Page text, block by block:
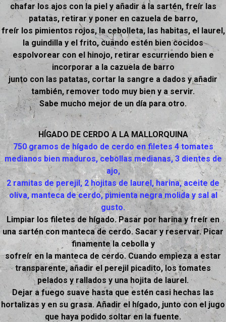
chafar los ajos con la piel y añadir a la sartén, freír las
patatas, retirar y poner en cazuela de barro,
freír los pimientos rojos, la cebolleta, las habitas, el laurel,
la guindilla y el frito, cuando estén bien cocidos
espolvorear con el hinojo, retirar escurriendo bien e
incorporar a la cazuela de barro
junto con las patatas, cortar la sangre a dados y añadir
también, remover todo muy bien y a servir.
Sabe mucho mejor de un día para otro.
HÍGADO DE CERDO A LA MALLORQUINA
750 gramos de hígado de cerdo en filetes 4 tomates
medianos bien maduros, cebollas medianas, 3 dientes de
ajo,
2 ramitas de perejil, 2 hojitas de laurel, harina, aceite de
oliva, manteca de cerdo, pimienta negra molida y sal al
gusto.
Limpiar los filetes de hígado. Pasar por harina y freír en
una sartén con manteca de cerdo. Sacar y reservar. Picar
finamente la cebolla y
sofreír en la manteca de cerdo. Cuando empieza a estar
transparente, añadir el perejil picadito, los tomates
pelados y rallados y una hojita de laurel.
Dejar a fuego suave hasta que estén casi hechas las
hortalizas y en su grasa. Añadir el hígado, junto con el jugo
que haya podido soltar en la fuente.